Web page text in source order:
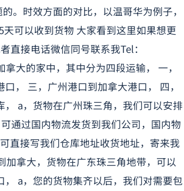
。时效方面的对比，以温哥华为例子，
可以收到货物 大家看到这里如果想更
直接电话微信同号联系我Tel：
大的家中，其中分为四段运输， 一，
， 三，广州港口到加拿大港口， 四，
a，货物在广州珠三角，我们可以安排
通过国内物流发货到我们公司，国内物
直接写我们仓库地址收货地址，寄来我
拿大，货物在广东珠三角地带，可以
a，您的货物集齐以后，我们对需要包